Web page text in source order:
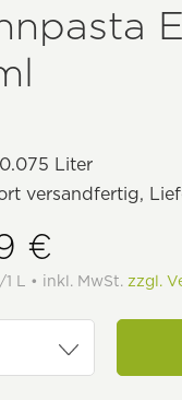
0.075 Liter
versandfertig,
€
L • inkl. MwSt. zzgl.